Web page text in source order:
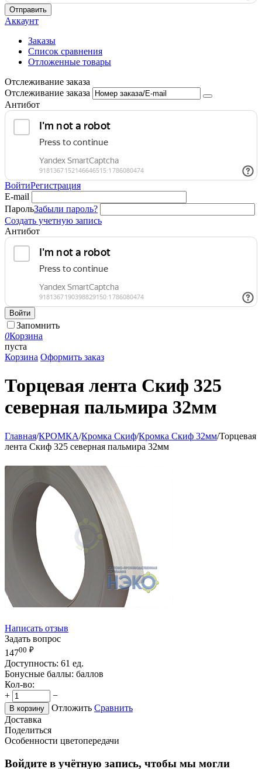
Отправить
Аккаунт
Заказы
Список сравнения
Отложенные товары
Отслеживание заказа
Отслеживание заказа
Антибот
ВойтиРегистрация
E-mail
ПарольЗабыли пароль?
Создать учетную запись
Антибот
Войти
Запомнить
0Корзина
пуста
Корзина Оформить заказ
Торцевая лента Скиф 325
северная пальмира 32мм
Главная/КРОМКА/Кромка Скиф/Кромка Скиф 32мм/Торцевая
лента Скиф 325 северная пальмира 32мм
Написать отзыв
Задать вопрос
14700 ₽
Доступность: 61 ед.
Бонусные баллы: баллов
Кол-во:
+
−
В корзину Отложить Сравнить
Доставка
Поделиться
Особенности цветопередачи
Войдите в учётную запись, чтобы мы могли